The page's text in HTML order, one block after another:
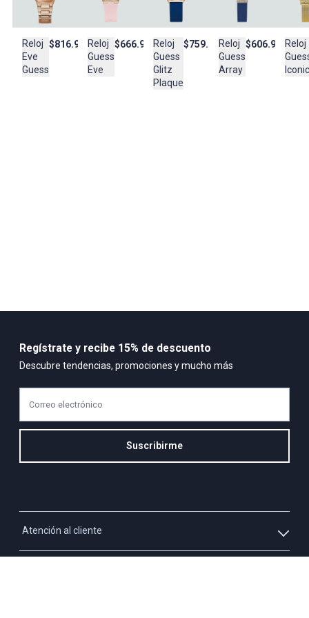
FILIPINAS
Importador:
SWISS SPORT S.A.S
Cuidado y Lavado
-Limpiar con un paño cuando sea necesario
Reloj
Eve
Guess
$816.950Reloj
Guess
Eve
$666.950Reloj
Guess
Glitz
Plaque
$759.950Reloj
Guess
Array
$606.950Reloj
Iconic
Atención al cliente
Regístrate y recibe 15% de descuento
Descubre tendencias, promociones y mucho más
Correo electrónico
Suscribirme